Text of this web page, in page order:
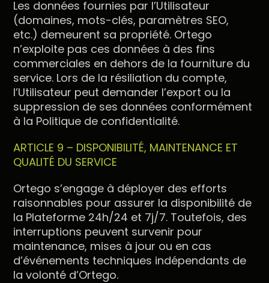
Les données fournies par l’Utilisateur
(domaines, mots-clés, paramètres SEO,
etc.) demeurent sa propriété. Ortego
n’exploite pas ces données à des fins
commerciales en dehors de la fourniture du
service. Lors de la résiliation du compte,
l’Utilisateur peut demander l’export ou la
suppression de ses données conformément
à la Politique de confidentialité.
ARTICLE 9 – DISPONIBILITÉ, MAINTENANCE ET
QUALITÉ DU SERVICE
Ortego s’engage à déployer des efforts
raisonnables pour assurer la disponibilité de
la Plateforme 24h/24 et 7j/7. Toutefois, des
interruptions peuvent survenir pour
maintenance, mises à jour ou en cas
d’événements techniques indépendants de
la volonté d’Ortego.